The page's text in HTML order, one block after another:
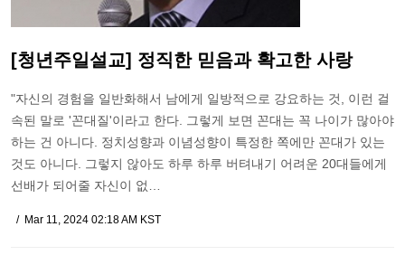
[청년주일설교] 정직한 믿음과 확고한 사랑
"자신의 경험을 일반화해서 남에게 일방적으로 강요하는 것, 이런 걸
속된 말로 '꼰대질'이라고 한다. 그렇게 보면 꼰대는 꼭 나이가 많아야
하는 건 아니다. 정치성향과 이념성향이 특정한 쪽에만 꼰대가 있는
것도 아니다. 그렇지 않아도 하루 하루 버텨내기 어려운 20대들에게
선배가 되어줄 자신이 없…
Mar 11, 2024 02:18 AM KST